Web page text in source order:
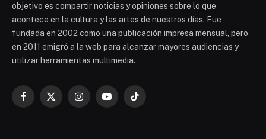
objetivo es compartir noticias y opiniones sobre lo que
acontece en la cultura y las artes de nuestros días. Fue
fundada en 2002 como una publicación impresa mensual, pero
en 2011 emigró a la web para alcanzar mayores audiencias y
utilizar herramientas multimedia.
Facebook
X
InstagramYouTubeTikTok